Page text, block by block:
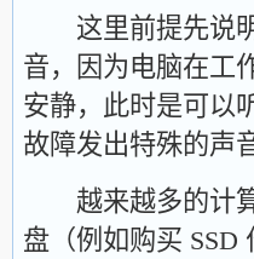
这里前提先说明
音，因为电脑在工
安静，此时是可以
故障发出特殊的声
越来越多的计算
盘（例如购买